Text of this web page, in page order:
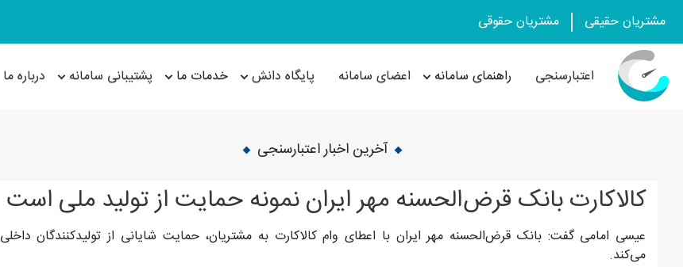
مشتریان حقیقی مشتریان حقوقی
اعتبارسنجی راهنمای سامانه اعضای سامانه پایگاه دانش خدمات ما پشتیبانی سامانه درباره ما
آخرین اخبار اعتبارسنجی
کالاکارت بانک قرض‌الحسنه مهر ایران نمونه حمایت از تولید ملی است
عیسی امامی گفت: بانک قرض‌الحسنه مهر ایران با اعطای وام کالاکارت به مشتریان، حمایت شایانی از تولیدکنندگان داخلی
می‌کند.